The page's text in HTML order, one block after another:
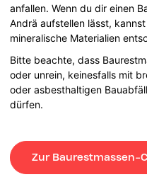
anfallen. Wenn du dir einen
Andrä aufstellen lässt,
mineralische Materialien
Bitte beachte, dass
oder unrein, keinesfalls mit
oder asbesthaltigen
dürfen.
Zur Baurestmassen-